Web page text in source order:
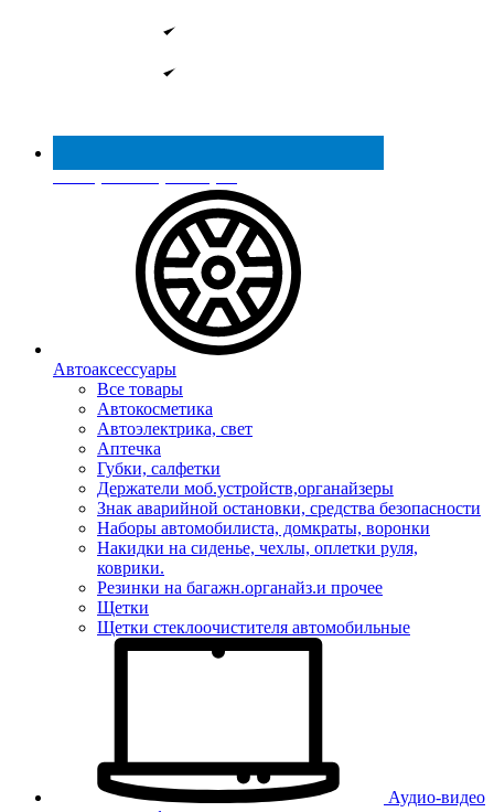
Реестр МинПромТорга
Автоаксессуары
Все товары
Автокосметика
Автоэлектрика, свет
Аптечка
Губки, салфетки
Держатели моб.устройств,органайзеры
Знак аварийной остановки, средства безопасности
Наборы автомобилиста, домкраты, воронки
Накидки на сиденье, чехлы, оплетки руля,
коврики.
Резинки на багажн.органайз.и прочее
Щетки
Щетки стеклоочистителя автомобильные
Аудио-видео